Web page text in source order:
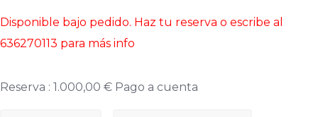
Disponible bajo pedido. Haz tu reserva o escribe al
636270113 para más info
Reserva : 1.000,00 € Pago a cuenta